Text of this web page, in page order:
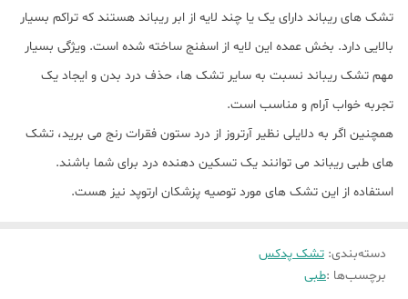
تشک های ریباند دارای یک یا چند لایه از ابر ریباند هستند که تراکم بسیار
بالایی دارد. بخش عمده این لایه از اسفنج ساخته شده است. ویژگی بسیار
مهم تشک ریباند نسبت به سایر تشک ها، حذف درد بدن و ایجاد یک
تجربه خواب آرام و مناسب است.
همچنین اگر به دلایلی نظیر آرتروز از درد ستون فقرات رنج می برید، تشک
های طبی ریباند می توانند یک تسکین دهنده درد برای شما باشند.
استفاده از این تشک های مورد توصیه پزشکان ارتوپد نیز هست.
دسته‌بندی: تشک پدکس
برچسب‌ها :طبی